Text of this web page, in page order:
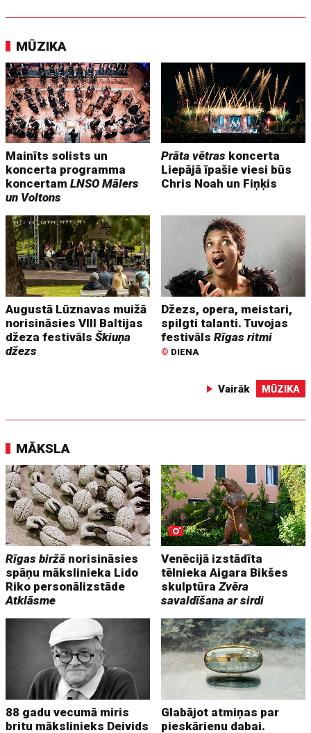
MŪZIKA
Mainīts solists un
koncerta programma
koncertamLNSO Mālers
un Voltons
Prāta vētras koncerta
Liepājā īpašie viesi būs
Chris Noah un Fiņķis
Augustā Lūznavas muižā
norisināsies VIII Baltijas
džeza festivālsŠkiuņa
džezs
Džezs, opera, meistari,
spilgti talanti. Tuvojas
festivālsRīgas ritmi
© DIENA
Vairāk MŪZIKA
MĀKSLA
Rīgas biržā norisināsies
spāņu mākslinieka Lido
Riko personālizstāde
Atklāsme
Venēcijā izstādīta
tēlnieka Aigara Bikšes
skulptūraZvēra
savaldīšana ar sirdi
88 gadu vecumā miris
britu mākslinieks Deivids
Glabājot atmiņas par
pieskārienu dabai.